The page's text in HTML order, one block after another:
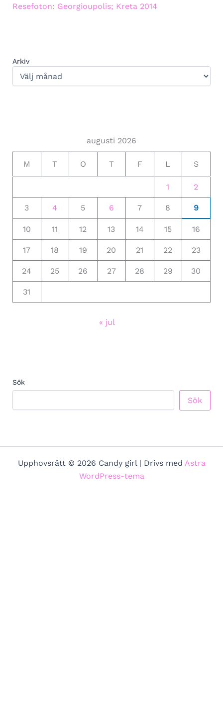
Resefoton: Georgioupolis; Kreta 2014
Arkiv
augusti 2026
M T O T F L S
1 2
3 4 5 6 7 8 9
10 11 12 13 14 15 16
17 18 19 20 21 22 23
24 25 26 27 28 29 30
31
« jul
Sök
Sök
Upphovsrätt © 2026 Candy girl | Drivs med Astra
WordPress-tema